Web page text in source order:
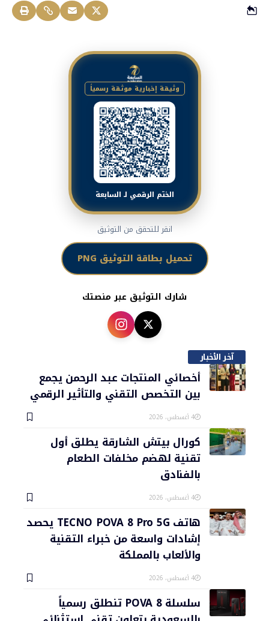
وثيقة إخبارية موثقة رسمياً
الختم الرقمي لـ السابعة
انقر للتحقق من التوثيق
تحميل بطاقة التوثيق PNG
شارك التوثيق عبر منصتك
آخر الأخبار
أخصائي المنتجات عبد الرحمن يجمع
بين التخصص التقني والتأثير الرقمي
4 أغسطس، 2026
كورال بيتش الشارقة يطلق أول
تقنية لهضم مخلفات الطعام
بالفنادق
4 أغسطس، 2026
هاتف TECNO POVA 8 Pro 5G يحصد
إشادات واسعة من خبراء التقنية
والألعاب بالمملكة
4 أغسطس، 2026
سلسلة POVA 8 تنطلق رسمياً